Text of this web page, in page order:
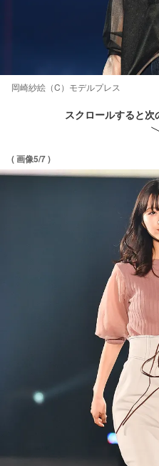
岡崎紗絵（C）モデルプレス
スクロールすると
( 画像5/7 )